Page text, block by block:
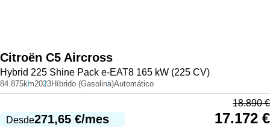
Citroën C5 Aircross
Hybrid 225 Shine Pack e-EAT8 165 kW (225 CV)
84.875km2023Híbrido (Gasolina)Automático
Desde271,65 €/mes
18.890€
17.172 €